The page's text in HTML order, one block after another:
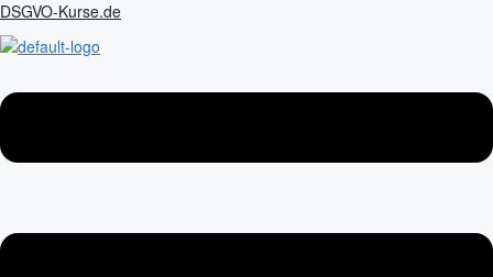
Zum
Inhalt
springen
DSGVO-Kurse.de